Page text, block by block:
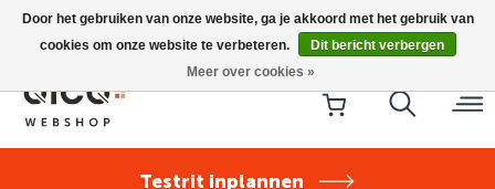
Riese & Müller Nevo5 Silent Core nu direct uit voorraad
leverbaar!
Testrit inplannen
Door het gebruiken van onze website, ga je akkoord met het gebruik van
cookies om onze website te verbeteren.
Dit bericht verbergen
Meer over cookies »